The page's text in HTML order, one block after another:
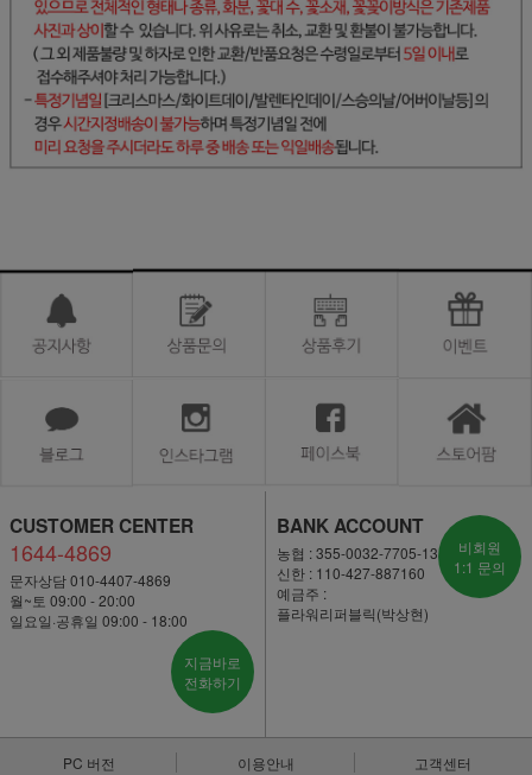
CUSTOMER CENTER
1644-4869
문자상담 010-4407-4869
월~토 09:00 - 20:00
일요일·공휴일 09:00 - 18:00
지금바로
전화하기
BANK ACCOUNT
농협 : 355-0032-7705-13
신한 : 110-427-887160
예금주 :
플라워리퍼블릭(박상현)
비회원
1:1 문의
PC 버전 이용안내 고객센터